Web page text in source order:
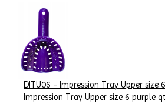
DITU06 - Impression Tray Upper size
Impression Tray Upper size 6 purple